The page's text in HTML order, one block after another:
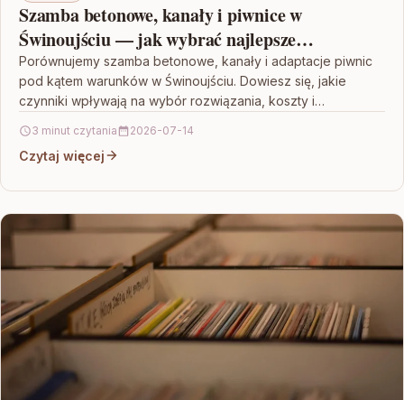
Szamba betonowe, kanały i piwnice w
Świnoujściu — jak wybrać najlepsze
rozwiązanie
Porównujemy szamba betonowe, kanały i adaptacje piwnic
pod kątem warunków w Świnoujściu. Dowiesz się, jakie
czynniki wpływają na wybór rozwiązania, koszty i
3 minut czytania 2026-07-14
Czytaj więcej